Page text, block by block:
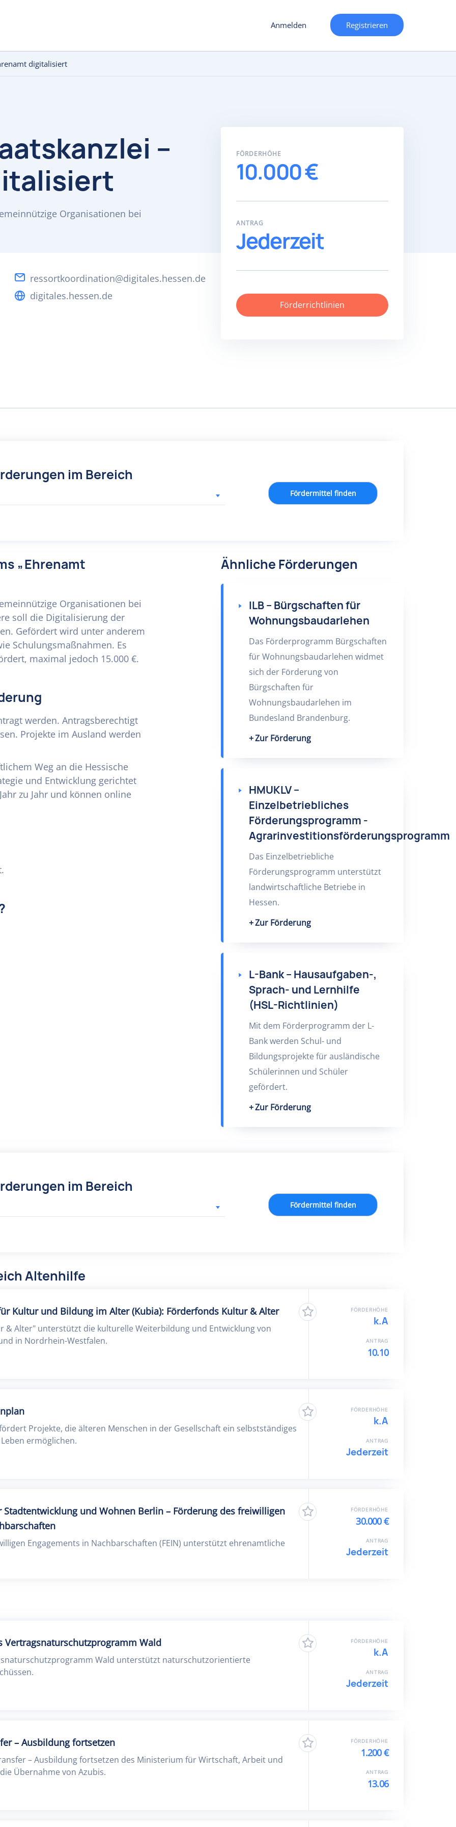
Anmelden Registrieren
digitalisiert
–
Organisationen bei
ressortkoordination@digitales.hessen.de
digitales.hessen.de
FÖRDERHÖHE
10.000 €
ANTRAG
Jederzeit
Förderrichtlinien
im Bereich
Fördermittel finden
„Ehrenamt
Organisationen bei
soll die Digitalisierung der
Gefördert wird unter anderem
Schulungsmaßnahmen. Es
maximal jedoch 15.000 €.
werden. Antragsberechtigt
Projekte im Ausland werden
Weg an die Hessische
und Entwicklung gerichtet
zu Jahr und können online
Ähnliche Förderungen
ILB – Bürgschaften für
Wohnungsbaudarlehen
Das Förderprogramm Bürgschaften
für Wohnungsbaudarlehen widmet
sich der Förderung von
Bürgschaften für
Wohnungsbaudarlehen im
Bundesland Brandenburg.
Zur Förderung
HMUKLV –
Einzelbetriebliches
Förderungsprogramm -
Agrarinvestitionsförderungsprogramm
Das Einzelbetriebliche
Förderungsprogramm unterstützt
landwirtschaftliche Betriebe in
Hessen.
Zur Förderung
L-Bank – Hausaufgaben-,
Sprach- und Lernhilfe
(HSL-Richtlinien)
Mit dem Förderprogramm der L-
Bank werden Schul- und
Bildungsprojekte für ausländische
Schülerinnen und Schüler
gefördert.
Zur Förderung
im Bereich
Fördermittel finden
Altenhilfe
Kultur und Bildung im Alter (Kubia): Förderfonds Kultur & Alter
& Alter" unterstützt die kulturelle Weiterbildung und Entwicklung von
in Nordrhein-Westfalen.
FÖRDERHÖHE
k.A
ANTRAG
10.10
Projekte, die älteren Menschen in der Gesellschaft ein selbstständiges
ermöglichen.
FÖRDERHÖHE
k.A
ANTRAG
Jederzeit
Stadtentwicklung und Wohnen Berlin – Förderung des freiwilligen
Engagements in Nachbarschaften (FEIN) unterstützt ehrenamtliche
FÖRDERHÖHE
30.000 €
ANTRAG
Jederzeit
Vertragsnaturschutzprogramm Wald
Wald unterstützt naturschutzorientierte
FÖRDERHÖHE
k.A
ANTRAG
Jederzeit
– Ausbildung fortsetzen
– Ausbildung fortsetzen des Ministerium für Wirtschaft, Arbeit und
Übernahme von Azubis.
FÖRDERHÖHE
1.200 €
ANTRAG
13.06